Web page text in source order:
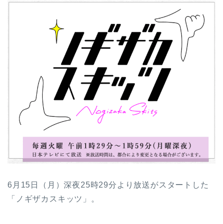
6月15日（月）深夜25時29分より放送がスタートした
「ノギザカスキッツ」。